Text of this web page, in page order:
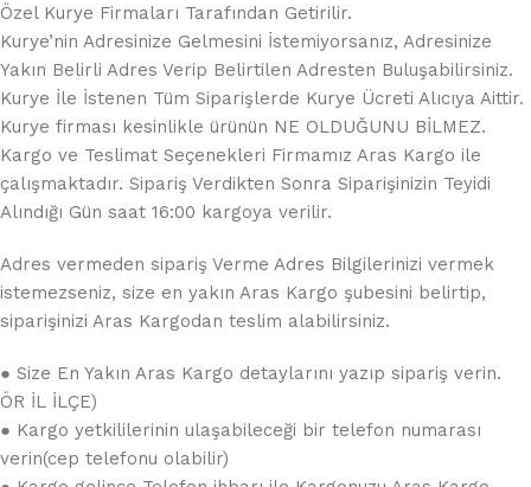
Özel Kurye Firmaları Tarafından Getirilir.
Kurye’nin Adresinize Gelmesini İstemiyorsanız, Adresinize
Yakın Belirli Adres Verip Belirtilen Adresten Buluşabilirsiniz.
Kurye İle İstenen Tüm Siparişlerde Kurye Ücreti Alıcıya Aittir.
Kurye firması kesinlikle ürünün NE OLDUĞUNU BİLMEZ.
Kargo ve Teslimat Seçenekleri Firmamız Aras Kargo ile
çalışmaktadır. Sipariş Verdikten Sonra Siparişinizin Teyidi
Alındığı Gün saat 16:00 kargoya verilir.
Adres vermeden sipariş Verme Adres Bilgilerinizi vermek
istemezseniz, size en yakın Aras Kargo şubesini belirtip,
siparişinizi Aras Kargodan teslim alabilirsiniz.
● Size En Yakın Aras Kargo detaylarını yazıp sipariş verin.
ÖR İL İLÇE)
● Kargo yetkililerinin ulaşabileceği bir telefon numarası
verin(cep telefonu olabilir)